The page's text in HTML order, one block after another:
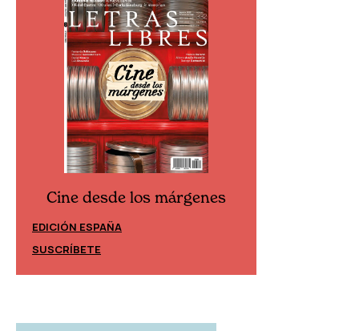
Cine desde los márgenes
EDICIÓN ESPAÑA
SUSCRÍBETE